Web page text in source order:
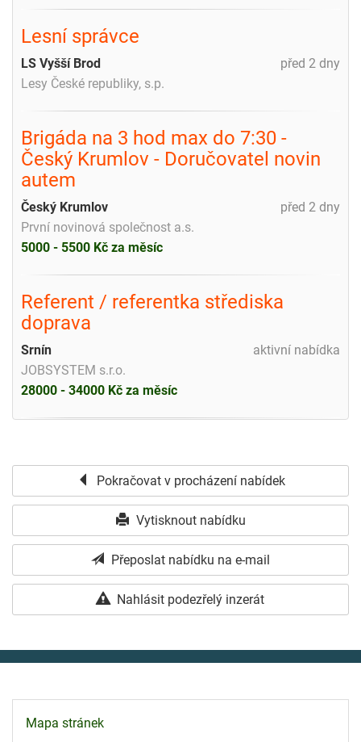
Lesní správce
před 2 dny
LS Vyšší Brod
Lesy České republiky, s.p.
Brigáda na 3 hod max do 7:30 -
Český Krumlov - Doručovatel novin
autem
před 2 dny
Český Krumlov
První novinová společnost a.s.
5000 - 5500 Kč za měsíc
Referent / referentka střediska
doprava
aktivní nabídka
Srnín
JOBSYSTEM s.r.o.
28000 - 34000 Kč za měsíc
Pokračovat v procházení nabídek
Vytisknout nabídku
Přeposlat nabídku na e-mail
Nahlásit podezřelý inzerát
Mapa stránek